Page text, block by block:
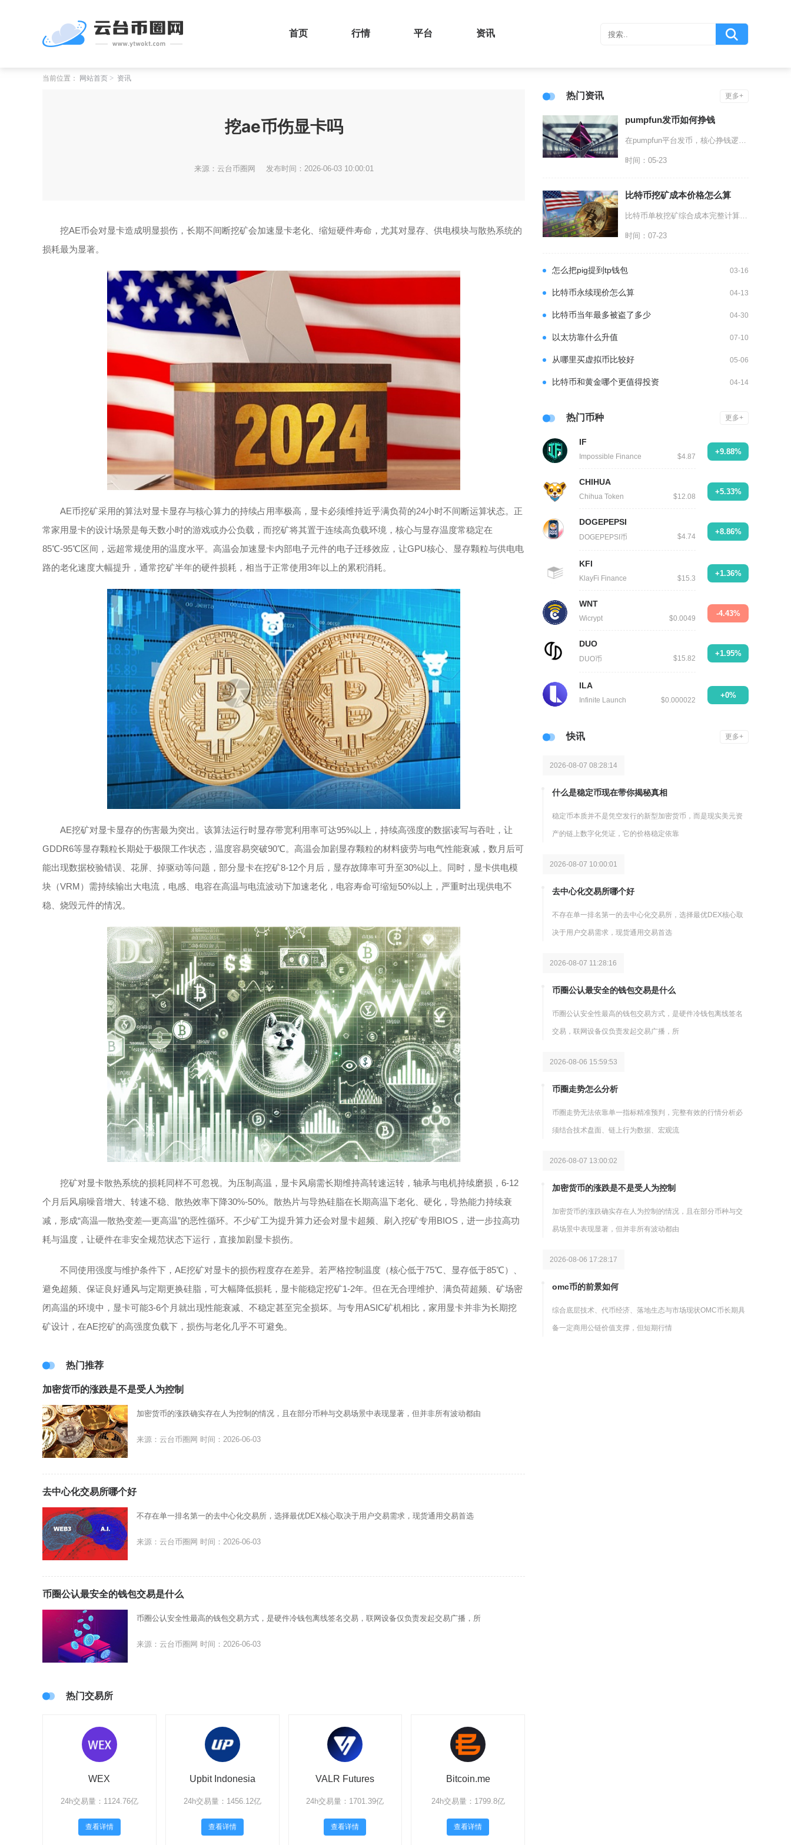
首页 行情 平台 资讯
当前位置： 网站首页 资讯
挖ae币伤显卡吗
来源：云台币圈网 发布时间：2026-06-03 10:00:01
挖AE币会对显卡造成明显损伤，长期不间断挖矿会加速显卡老化、缩短硬件寿命，尤其对显存、供电模块与散热系统的
损耗最为显著。
AE币挖矿采用的算法对显卡显存与核心算力的持续占用率极高，显卡必须维持近乎满负荷的24小时不间断运算状态。正
常家用显卡的设计场景是每天数小时的游戏或办公负载，而挖矿将其置于连续高负载环境，核心与显存温度常稳定在
85℃-95℃区间，远超常规使用的温度水平。高温会加速显卡内部电子元件的电子迁移效应，让GPU核心、显存颗粒与供电电
路的老化速度大幅提升，通常挖矿半年的硬件损耗，相当于正常使用3年以上的累积消耗。
AE挖矿对显卡显存的伤害最为突出。该算法运行时显存带宽利用率可达95%以上，持续高强度的数据读写与吞吐，让
GDDR6等显存颗粒长期处于极限工作状态，温度容易突破90℃。高温会加剧显存颗粒的材料疲劳与电气性能衰减，数月后可
能出现数据校验错误、花屏、掉驱动等问题，部分显卡在挖矿8-12个月后，显存故障率可升至30%以上。同时，显卡供电模
块（VRM）需持续输出大电流，电感、电容在高温与电流波动下加速老化，电容寿命可缩短50%以上，严重时出现供电不
稳、烧毁元件的情况。
挖矿对显卡散热系统的损耗同样不可忽视。为压制高温，显卡风扇需长期维持高转速运转，轴承与电机持续磨损，6-12
个月后风扇噪音增大、转速不稳、散热效率下降30%-50%。散热片与导热硅脂在长期高温下老化、硬化，导热能力持续衰
减，形成“高温—散热变差—更高温”的恶性循环。不少矿工为提升算力还会对显卡超频、刷入挖矿专用BIOS，进一步拉高功
耗与温度，让硬件在非安全规范状态下运行，直接加剧显卡损伤。
不同使用强度与维护条件下，AE挖矿对显卡的损伤程度存在差异。若严格控制温度（核心低于75℃、显存低于85℃）、
避免超频、保证良好通风与定期更换硅脂，可大幅降低损耗，显卡能稳定挖矿1-2年。但在无合理维护、满负荷超频、矿场密
闭高温的环境中，显卡可能3-6个月就出现性能衰减、不稳定甚至完全损坏。与专用ASIC矿机相比，家用显卡并非为长期挖
矿设计，在AE挖矿的高强度负载下，损伤与老化几乎不可避免。
热门推荐
加密货币的涨跌是不是受人为控制
加密货币的涨跌确实存在人为控制的情况，且在部分币种与交易场景中表现显著，但并非所有波动都由
来源：云台币圈网 时间：2026-06-03
去中心化交易所哪个好
不存在单一排名第一的去中心化交易所，选择最优DEX核心取决于用户交易需求，现货通用交易首选
来源：云台币圈网 时间：2026-06-03
币圈公认最安全的钱包交易是什么
币圈公认安全性最高的钱包交易方式，是硬件冷钱包离线签名交易，联网设备仅负责发起交易广播，所
来源：云台币圈网 时间：2026-06-03
热门交易所
WEX
24h交易量：1124.76亿
查看详情
Upbit Indonesia
24h交易量：1456.12亿
查看详情
VALR Futures
24h交易量：1701.39亿
查看详情
Bitcoin.me
24h交易量：1799.8亿
查看详情
热门资讯 更多+
pumpfun发币如何挣钱
在pumpfun平台发币，核心挣钱逻辑是通过早期控盘、社区造势、链上流动性运作以及二级市场
时间：05-23
比特币挖矿成本价格怎么算
比特币单枚挖矿综合成本完整计算公式为：单枚BTC总成本=日均总运营支出÷日均净产出BTC+
时间：07-23
怎么把pig提到tp钱包 03-16
比特币永续现价怎么算 04-13
比特币当年最多被盗了多少 04-30
以太坊靠什么升值 07-10
从哪里买虚拟币比较好 05-06
比特币和黄金哪个更值得投资 04-14
热门币种 更多+
IF
Impossible Finance $4.87
+9.88%
CHIHUA
Chihua Token $12.08
+5.33%
DOGEPEPSI
DOGEPEPSI币 $4.74
+8.86%
KFI
KlayFi Finance $15.3
+1.36%
WNT
Wicrypt $0.0049
-4.43%
DUO
DUO币 $15.82
+1.95%
ILA
Infinite Launch $0.000022
+0%
快讯 更多+
2026-08-07 08:28:14
什么是稳定币现在带你揭秘真相
稳定币本质并不是凭空发行的新型加密货币，而是现实美元资
产的链上数字化凭证，它的价格稳定依靠
2026-08-07 10:00:01
去中心化交易所哪个好
不存在单一排名第一的去中心化交易所，选择最优DEX核心取
决于用户交易需求，现货通用交易首选
2026-08-07 11:28:16
币圈公认最安全的钱包交易是什么
币圈公认安全性最高的钱包交易方式，是硬件冷钱包离线签名
交易，联网设备仅负责发起交易广播，所
2026-08-06 15:59:53
币圈走势怎么分析
币圈走势无法依靠单一指标精准预判，完整有效的行情分析必
须结合技术盘面、链上行为数据、宏观流
2026-08-07 13:00:02
加密货币的涨跌是不是受人为控制
加密货币的涨跌确实存在人为控制的情况，且在部分币种与交
易场景中表现显著，但并非所有波动都由
2026-08-06 17:28:17
omc币的前景如何
综合底层技术、代币经济、落地生态与市场现状OMC币长期具
备一定商用公链价值支撑，但短期行情